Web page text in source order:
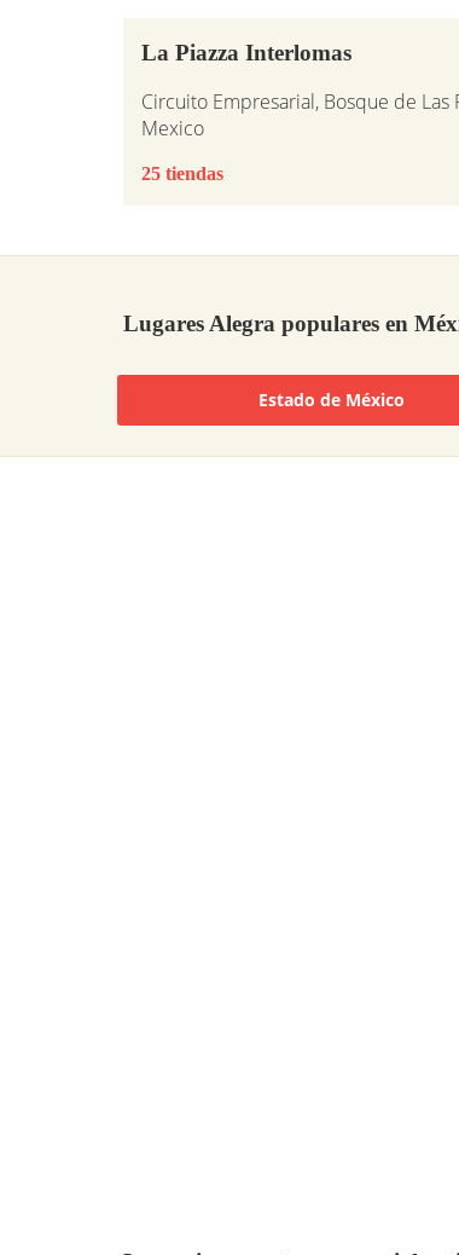
La Piazza Interlomas
Circuito Empresarial, Bosque de Las
Mexico
25 tiendas
Lugares Alegra populares en
Estado de México